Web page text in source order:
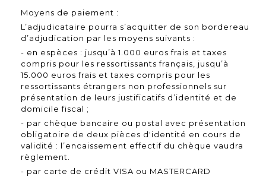
Moyens de paiement :
L’adjudicataire pourra s’acquitter de son bordereau
d’adjudication par les moyens suivants :
- en espèces : jusqu’à 1.000 euros frais et taxes
compris pour les ressortissants français, jusqu’à
15.000 euros frais et taxes compris pour les
ressortissants étrangers non professionnels sur
présentation de leurs justificatifs d’identité et de
domicile fiscal ;
- par chèque bancaire ou postal avec présentation
obligatoire de deux pièces d'identité en cours de
validité : l’encaissement effectif du chèque vaudra
règlement.
- par carte de crédit VISA ou MASTERCARD